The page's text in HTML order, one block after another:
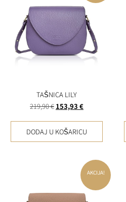
TAŠNICA LILY
219,90€ 153,93 €
DODAJ U KOŠARICU
AKCIJA!